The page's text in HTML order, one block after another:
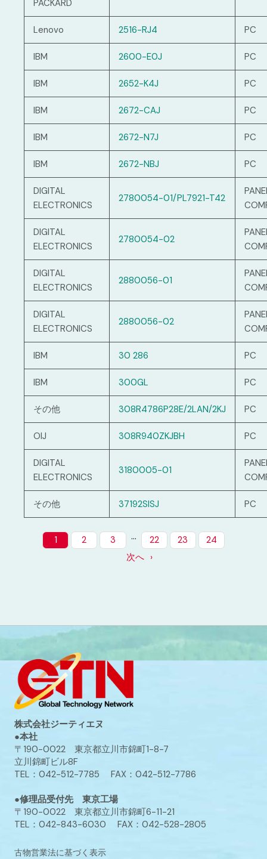
PACKARD
Lenovo 2516-RJ4 PC
IBM 2600-E0J PC
IBM 2652-K4J PC
IBM 2672-CAJ PC
IBM 2672-N7J PC
IBM 2672-NBJ PC
DIGITAL
ELECTRONICS
2780054-01/PL7921-T42
DIGITAL
ELECTRONICS
2780054-02
DIGITAL
ELECTRONICS
2880056-01
DIGITAL
ELECTRONICS
2880056-02
IBM 30 286 PC
IBM 300GL PC
その他 308R4786P28E/2LAN/2KJ PC
OIJ 308R940ZKJBH PC
DIGITAL
ELECTRONICS
3180005-01
その他 37192SISJ PC
1 2 3 … 22 23
24
次へ
株式会社ジーティエヌ
●本社
〒190-0022 東京都立川市錦町1-8-7
立川錦町ビル8F
TEL：042-512-7785 FAX：042-512-7786
●修理品受付先 東京工場
〒190-0022 東京都立川市錦町6-11-21
TEL：042-843-6030 FAX：042-528-2805
古物営業法に基づく表示